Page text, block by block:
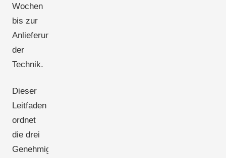
Wochen
bis zur
Anlieferung
der
Technik.
Dieser
Leitfaden
ordnet
die drei
Genehmigungsstufen